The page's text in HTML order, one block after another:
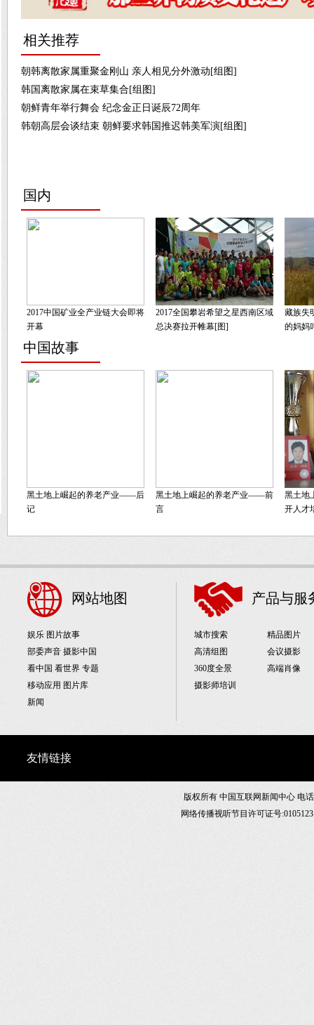
相关推荐
朝韩离散家属重聚金刚山 亲人相见分外激动[组图]
韩国离散家属在束草集合[组图]
朝鲜青年举行舞会 纪念金正日诞辰72周年
韩朝高层会谈结束 朝鲜要求韩国推迟韩美军演[组图]